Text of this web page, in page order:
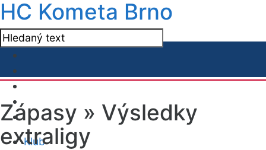
HC Kometa Brno
Klub
Zápasy » Výsledky
extraligy